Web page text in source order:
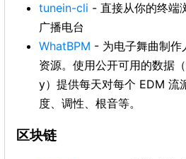
tunein-cli - 直接从你的终端
广播电台
WhatBPM - 为电子舞曲制作
资源。使用公开可用的数据
y）提供每天对每个 EDM 流
度、调性、根音等。
区块链